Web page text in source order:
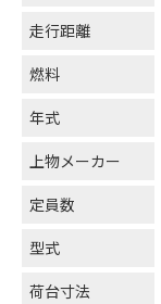
走行距離
燃料
年式
上物メーカー
定員数
型式
荷台寸法